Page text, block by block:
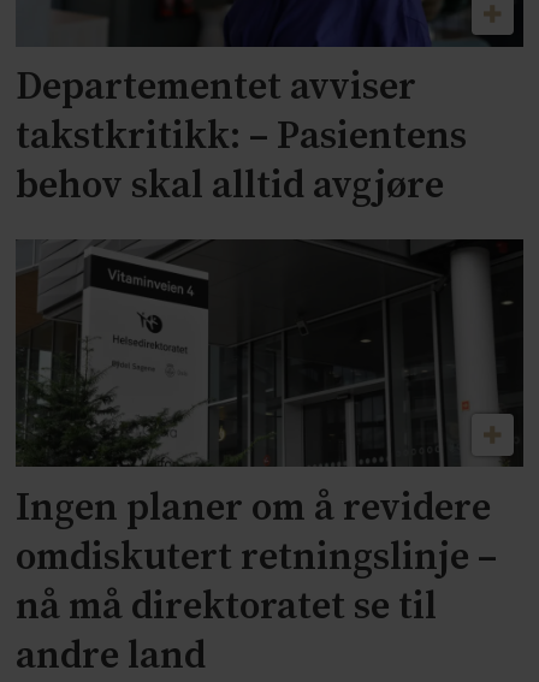
Departementet avviser
takstkritikk: – Pasientens
behov skal alltid avgjøre
Ingen planer om å revidere
omdiskutert retningslinje –
nå må direktoratet se til
andre land